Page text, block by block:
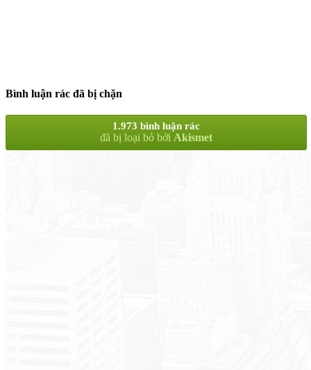
Bình luận rác đã bị chặn
1.973 bình luận rác
đã bị loại bỏ bởi Akismet